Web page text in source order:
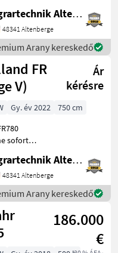
-
Modeljahr:
bei 75cm
Agrartechnik Altenberge GmbH
48341 Altenberge
Arany kereskedő
FR
V)
Ár
kérésre
Gy. év 2022
750 cm
sofort
-
610 -
385 -
ECO Blue
Agrartechnik Altenberge GmbH
48341 Altenberge
Arany kereskedő
186.000
€